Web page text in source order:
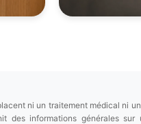
ni un traitement médical ni
informations générales sur